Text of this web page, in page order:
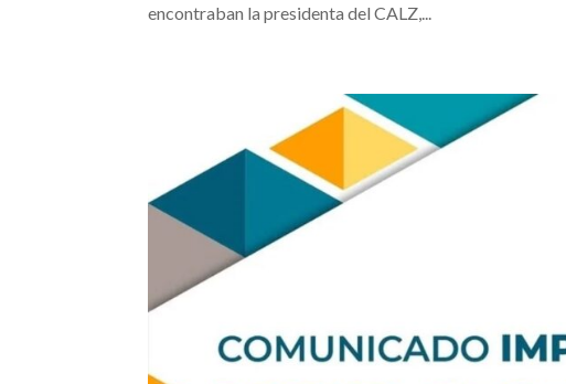
encontraban la presidenta del CALZ,...